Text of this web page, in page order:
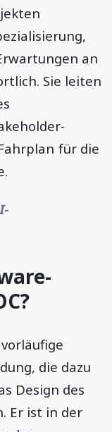
an
Sie leiten
für die
die dazu
Design des
Er ist in der